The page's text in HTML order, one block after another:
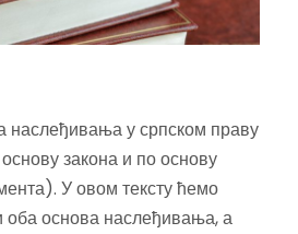
наслеђивања у српском праву
закона и по основу
У овом тексту ћемо
оба основа наслеђивања, а